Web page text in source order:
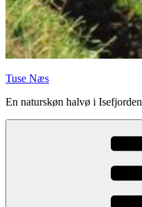
Tuse Næs
En naturskøn halvø i Isefjorden